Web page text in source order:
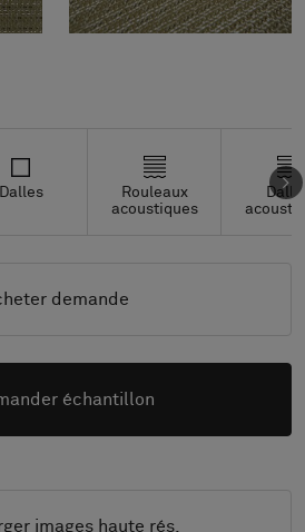
Dalles
Rouleaux
acoustiques
demande
échantillon
images haute rés.